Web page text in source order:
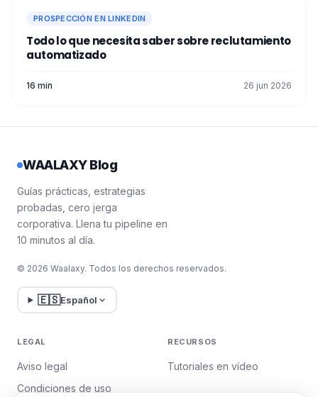
PROSPECCIÓN EN LINKEDIN
Todo lo que necesita saber sobre reclutamiento
automatizado
16 min 26 jun 2026
WAALAXY Blog
Guías prácticas, estrategias
probadas, cero jerga
corporativa. Llena tu pipeline en
10 minutos al día.
© 2026 Waalaxy. Todos los derechos reservados.
🇪🇸Español
LEGAL
Aviso legal
Condiciones de uso
RECURSOS
Tutoriales en vídeo